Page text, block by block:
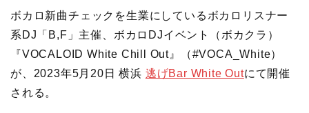
ボカロ新曲チェックを生業にしているボカロリスナー
系DJ「B,F」主催、ボカロDJイベント（ボカクラ）
『VOCALOID White Chill Out』（#VOCA_White）
が、2023年5月20日 横浜 逃げBar White Outにて開催
される。